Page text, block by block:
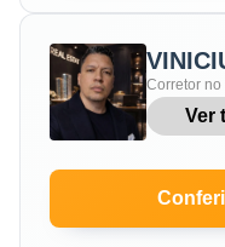
Corretor no
Ver